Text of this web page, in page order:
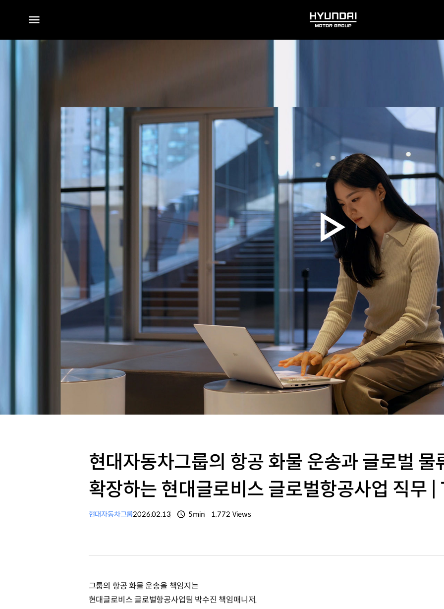
전체
HYUNDAI
MOTOR
현대자동차그룹의 항공 화물 운송과 글로벌 물
확장하는 현대글로비스 글로벌항공사업 직무
현대자동차그룹2026.02.13 5min 1,772 Views
그룹의 항공 화물 운송을 책임지는
현대글로비스 글로벌항공사업팀 박수진 책임매니저.